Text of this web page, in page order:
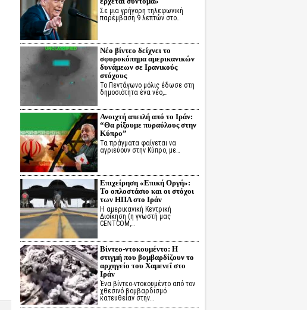
Σε μια γρήγορη τηλεφωνική
παρέμβαση 9 λεπτών στο…
Νέο βίντεο δείχνει το
σφυροκόπημα αμερικανικών
δυνάμεων σε Ιρανικούς
στόχους
Το Πεντάγωνο μόλις έδωσε στη
δημοσιότητα ένα νέο,…
Ανοιχτή απειλή από το Ιράν:
“Θα ρίξουμε πυραύλους στην
Κύπρο”
Τα πράγματα φαίνεται να
αγριεύουν στην Κύπρο, με…
Επιχείρηση «Επική Οργή»:
Το οπλοστάσιο και οι στόχοι
των ΗΠΑ στο Ιράν
Η αμερικανική Κεντρική
Διοίκηση (η γνωστή μας
CENTCOM,…
Βίντεο-ντοκουμέντο: Η
στιγμή που βομβαρδίζουν το
αρχηγείο του Χαμενεΐ στο
Ιράν
Ένα βίντεο-ντοκουμέντο από τον
χθεσινό βομβαρδισμό
κατευθείαν στην…